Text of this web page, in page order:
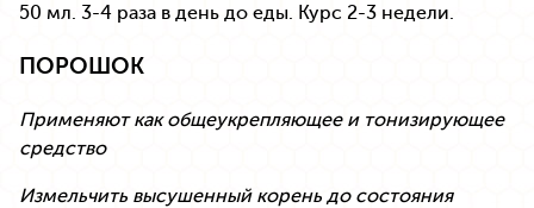
50 мл. 3-4 раза в день до еды. Курс 2-3 недели.
ПОРОШОК
Применяют как общеукрепляющее и тонизирующее
средство
Измельчить высушенный корень до состояния